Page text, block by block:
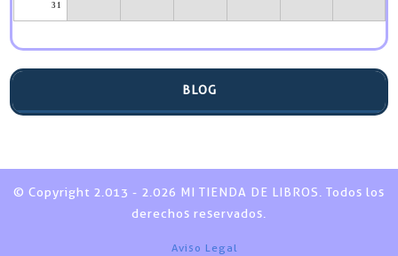
31
BLOG
© Copyright 2.013 - 2.026 MI TIENDA DE LIBROS. Todos los
derechos reservados.
Aviso Legal